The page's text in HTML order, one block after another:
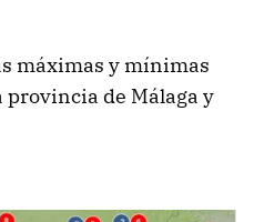
máximas y mínimas
provincia de Málaga y